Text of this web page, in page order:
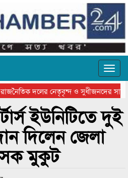
দলের নেতৃবৃন্দ ও সুধীজনদের সাথে
সিলেটে বাংলাদেশ গ্রুপ থিয়েটার
ইউনিটিতে দুই
দিলেন জেলা
মুকুট